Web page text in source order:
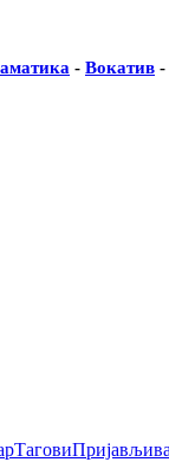
- Вокатив -
Тагови